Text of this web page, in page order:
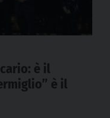
è il
è il